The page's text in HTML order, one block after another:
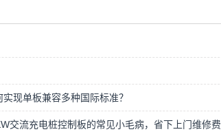
现单板兼容多种国际标准？
交流充电桩控制板的常见小毛病，省下上门维修费